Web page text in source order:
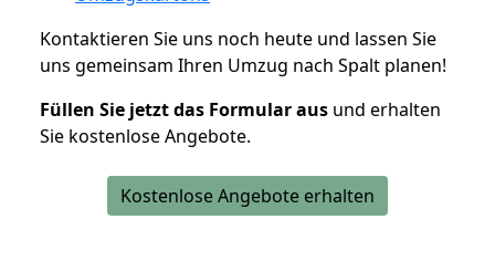
Kontaktieren Sie uns noch heute und lassen Sie
uns gemeinsam Ihren Umzug nach Spalt planen!
Füllen Sie jetzt das Formular aus und erhalten
Sie kostenlose Angebote.
Kostenlose Angebote erhalten